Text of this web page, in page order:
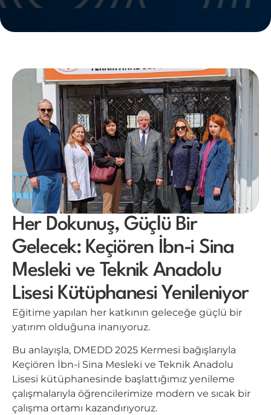
Her Dokunuş, Güçlü Bir
Gelecek: Keçiören İbn-i Sina
Mesleki ve Teknik Anadolu
Lisesi Kütüphanesi Yenileniyor
Eğitime yapılan her katkının geleceğe güçlü bir
yatırım olduğuna inanıyoruz.
Bu anlayışla, DMEDD 2025 Kermesi bağışlarıyla
Keçiören İbn-i Sina Mesleki ve Teknik Anadolu
Lisesi kütüphanesinde başlattığımız yenileme
çalışmalarıyla öğrencilerimize modern ve sıcak bir
çalışma ortamı kazandırıyoruz.